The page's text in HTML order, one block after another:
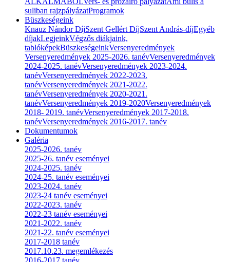
suliban rajzpályázatProgramok
Büszkeségeink
Knauz Nándor DíjSzent Gellért DíjSzent András-díjEgyéb
díjakLegjeinkVégzős diákjaink,
tablóképekBüszkeségeinkVersenyeredmények
Versenyeredmények 2025-2026. tanévVersenyeredmények
2024-2025. tanévVersenyeredmények 2023-2024.
tanévVersenyeredmények 2022-2023.
tanévVersenyeredmények 2021-2022.
tanévVersenyeredmények 2020-2021.
tanévVersenyeredmények 2019-2020Versenyeredmények
2018- 2019. tanévVersenyeredmények 2017-2018.
tanévVersenyeredmények 2016-2017. tanév
Dokumentumok
Galéria
2025-2026. tanév
2025-26. tanév eseményei
2024-2025. tanév
2024-25. tanév eseményei
2023-2024. tanév
2023-24 tanév eseményei
2022-2023. tanév
2022-23 tanév eseményei
2021-2022. tanév
2021-22. tanév eseményei
2017-2018 tanév
2017.10.23. megemlékezés
2016-2017 tanév